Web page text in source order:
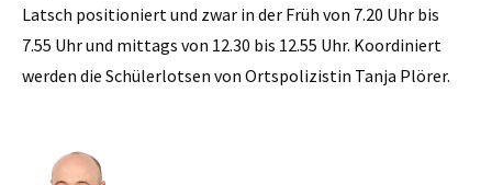
Latsch positioniert und zwar in der Früh von 7.20 Uhr bis
7.55 Uhr und mittags von 12.30 bis 12.55 Uhr. Koordiniert
werden die Schülerlotsen von Ortspolizistin Tanja Plörer.